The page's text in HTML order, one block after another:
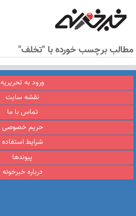
مطالب برچسب خورده با "تخلف"
ورود به تحریریه
نقشه سایت
تماس با ما
حریم خصوصی
شرایط استفاده
پیوندها
درباره خبرخونه